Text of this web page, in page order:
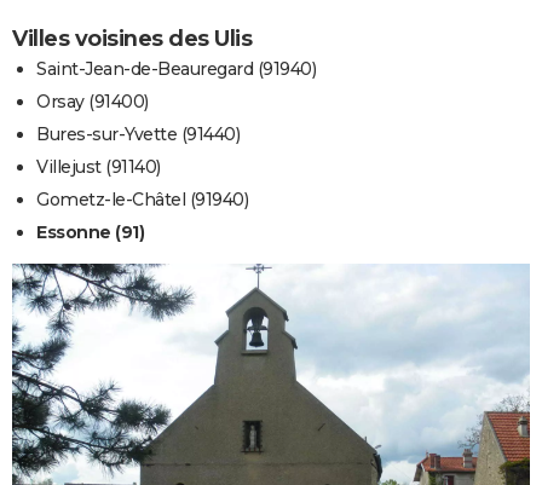
Villes voisines des Ulis
Saint-Jean-de-Beauregard (91940)
Orsay (91400)
Bures-sur-Yvette (91440)
Villejust (91140)
Gometz-le-Châtel (91940)
Essonne (91)